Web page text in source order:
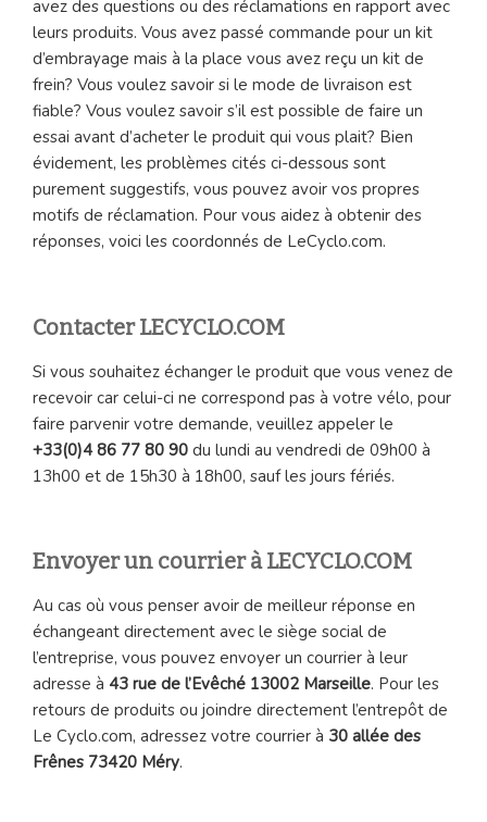
avez des questions ou des réclamations en rapport avec
leurs produits. Vous avez passé commande pour un kit
d’embrayage mais à la place vous avez reçu un kit de
frein? Vous voulez savoir si le mode de livraison est
fiable? Vous voulez savoir s’il est possible de faire un
essai avant d’acheter le produit qui vous plait? Bien
évidement, les problèmes cités ci-dessous sont
purement suggestifs, vous pouvez avoir vos propres
motifs de réclamation. Pour vous aidez à obtenir des
réponses, voici les coordonnés de LeCyclo.com.
Contacter LECYCLO.COM
Si vous souhaitez échanger le produit que vous venez de
recevoir car celui-ci ne correspond pas à votre vélo, pour
faire parvenir votre demande, veuillez appeler le
+33(0)4 86 77 80 90 du lundi au vendredi de 09h00 à
13h00 et de 15h30 à 18h00, sauf les jours fériés.
Envoyer un courrier à LECYCLO.COM
Au cas où vous penser avoir de meilleur réponse en
échangeant directement avec le siège social de
l’entreprise, vous pouvez envoyer un courrier à leur
adresse à 43 rue de l’Evêché 13002 Marseille. Pour les
retours de produits ou joindre directement l’entrepôt de
Le Cyclo.com, adressez votre courrier à 30 allée des
Frênes 73420 Méry.